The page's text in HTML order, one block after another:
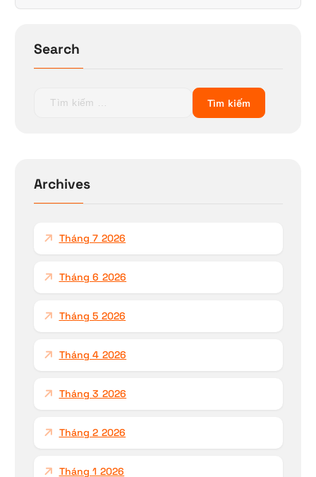
Search
ế
m
Archives
Tháng 7 2026
Tháng 6 2026
Tháng 5 2026
Tháng 4 2026
Tháng 3 2026
Tháng 2 2026
Tháng 1 2026